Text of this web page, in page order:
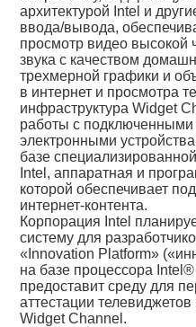
архитектурой Intel и
ввода/вывода,
просмотр видео высокой
звука с качеством
трехмерной графики и
в интернет и просмотра
инфраструктура Widget
работы с подключенными
электронными
базе
Intel, аппаратная и
которой обеспечивает
интернет-контента.
Корпорация Intel
систему для
«Innovation Platform»
на базе процессора
предоставит среду для
аттестации
Widget Channel.